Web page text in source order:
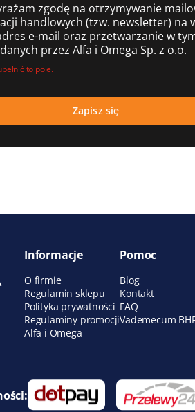
zgodę na otrzymywanie
handlowych (tzw. newsletter) na
e-mail oraz przetwarzanie w
przez Alfa i Omega Sp. z o.o.
to pole.
Informacje
O firmie
Regulamin sklepu
Polityka prywatności
Regulaminy promocji
Alfa i Omega
Pomoc
Blog
Kontakt
FAQ
Vademecum